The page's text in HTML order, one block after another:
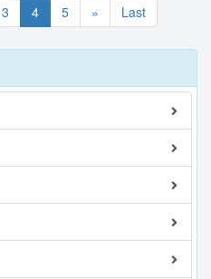
3 4 5 » Last